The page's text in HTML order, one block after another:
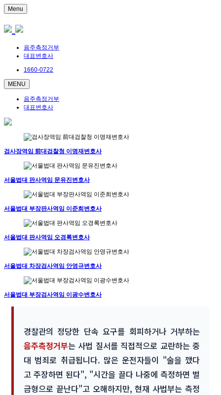
Menu
음주측정거부
대표변호사
1660-0722
MENU
음주측정거부
대표변호사
검사장역임 前대검찰청 이명재변호사
서울법대 판사역임 문유진변호사
서울법대 부장판사역임 이준희변호사
서울법대 판사역임 오경록변호사
서울법대 차장검사역임 안영규변호사
서울법대 부장검사역임 이광수변호사
경찰관의 정당한 단속 요구를 회피하거나 거부하는
음주측정거부는 사법 질서를 직접적으로 교란하는 중
대 범죄로 취급됩니다. 많은 운전자들이 "술을 깼다
고 주장하면 된다", "시간을 끌다 나중에 측정하면 벌
금형으로 끝난다"고 오해하지만, 현재 사법부는 측정